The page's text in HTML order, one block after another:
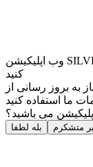
وب ‌اپلیکیشن SILVER_RAHIMI925 را به صفحه اصلی خود اضافه
کنید
به بروز ‌رسانی از
ما استفاده کنید
می باشید؟
بله لطفا متشکرم